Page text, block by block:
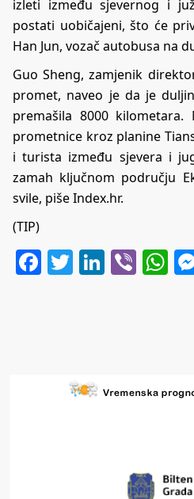
izleti između sjevernog i
postati uobičajeni, što će
Han Jun, vozač autobusa na
Guo Sheng, zamjenik
promet, naveo je da je
premašila 8000
prometnice kroz planine
i turista između sjevera i
zamah ključnom području
svile, piše Index.hr.
(TIP)
Facebook
Twitter